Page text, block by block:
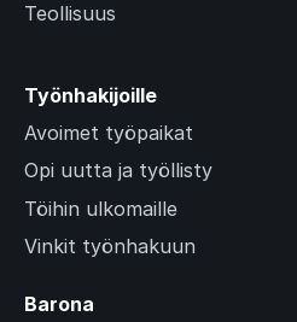
Teollisuus
Työnhakijoille
Avoimet työpaikat
Opi uutta ja työllisty
Töihin ulkomaille
Vinkit työnhakuun
Barona